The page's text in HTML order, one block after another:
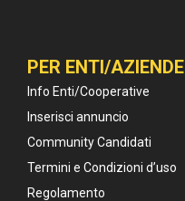
PER ENTI/AZIENDE
Info Enti/Cooperative
Inserisci annuncio
Community Candidati
Termini e Condizioni d’uso
Regolamento